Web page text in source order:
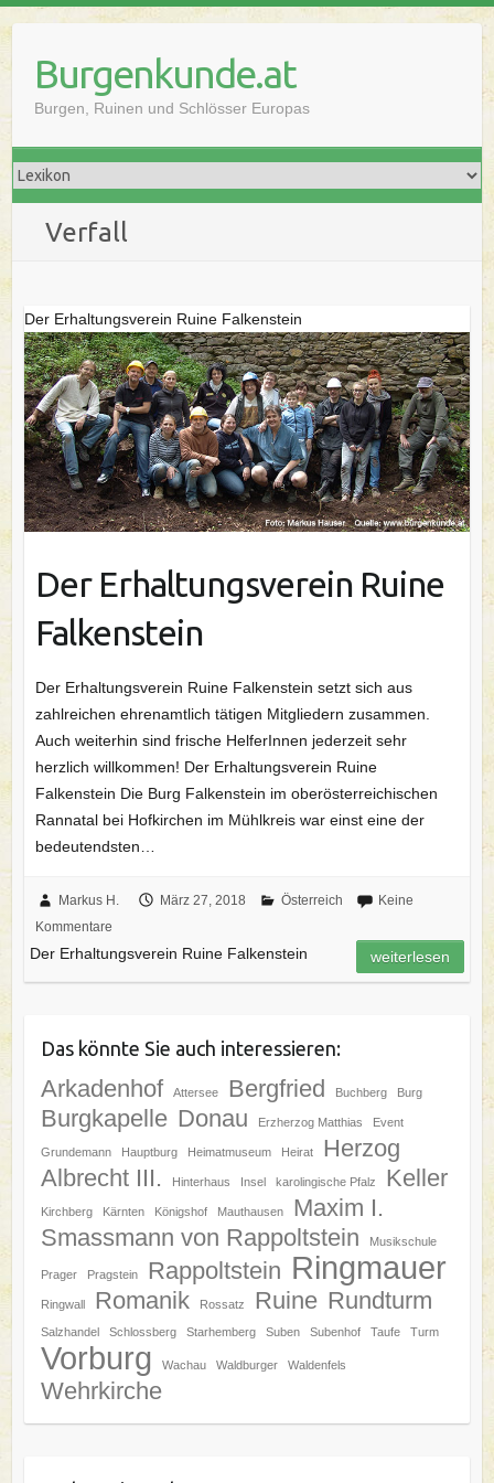
contentBurgenkunde.at
Burgen, Ruinen und Schlösser Europas
Verfall
Der Erhaltungsverein Ruine Falkenstein
Der Erhaltungsverein Ruine
Falkenstein
Der Erhaltungsverein Ruine Falkenstein setzt sich aus
zahlreichen ehrenamtlich tätigen Mitgliedern zusammen.
Auch weiterhin sind frische HelferInnen jederzeit sehr
herzlich willkommen! Der Erhaltungsverein Ruine
Falkenstein Die Burg Falkenstein im oberösterreichischen
Rannatal bei Hofkirchen im Mühlkreis war einst eine der
bedeutendsten…
Markus H. März 27, 2018 Österreich
Keine
Kommentare
Der Erhaltungsverein Ruine Falkenstein weiterlesen
Das könnte Sie auch interessieren:
Arkadenhof Attersee Bergfried Buchberg Burg
Burgkapelle Donau Erzherzog Matthias Event
Grundemann Hauptburg Heimatmuseum Heirat
Herzog
Albrecht III.
Hinterhaus Insel karolingische Pfalz Keller
Kirchberg Kärnten Königshof Mauthausen
Maxim I.
Smassmann von Rappoltstein
Musikschule
Prager Pragstein Rappoltstein Ringmauer
Ringwall Romanik Rossatz Ruine Rundturm
Salzhandel Schlossberg Starhemberg Suben Subenhof Taufe Turm
Vorburg Wachau Waldburger Waldenfels
Wehrkirche